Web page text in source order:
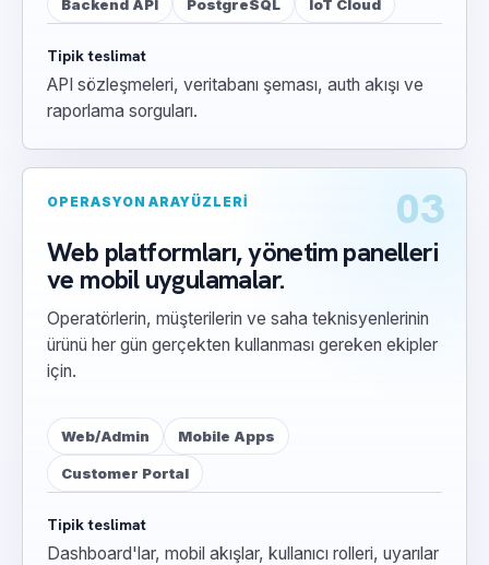
Backend API PostgreSQL IoT Cloud
Tipik teslimat
API sözleşmeleri, veritabanı şeması, auth akışı ve
raporlama sorguları.
03
OPERASYON ARAYÜZLERI
Web platformları, yönetim panelleri
ve mobil uygulamalar.
Operatörlerin, müşterilerin ve saha teknisyenlerinin
ürünü her gün gerçekten kullanması gereken ekipler
için.
Web/Admin Mobile Apps
Customer Portal
Tipik teslimat
Dashboard'lar, mobil akışlar, kullanıcı rolleri, uyarılar